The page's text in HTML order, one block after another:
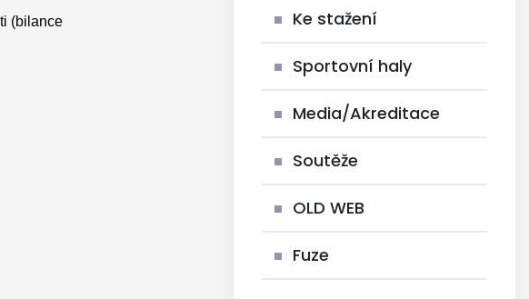
(bilance
Ke stažení
Sportovní haly
Media/Akreditace
Soutěže
OLD WEB
Fuze